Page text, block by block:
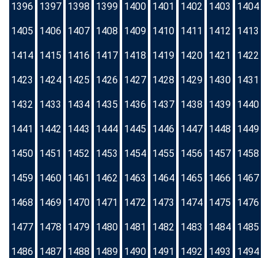
1396 1397 1398 1399 1400 1401 1402 1403 1404
1405 1406 1407 1408 1409 1410 1411 1412 1413
1414 1415 1416 1417 1418 1419 1420 1421 1422
1423 1424 1425 1426 1427 1428 1429 1430 1431
1432 1433 1434 1435 1436 1437 1438 1439 1440
1441 1442 1443 1444 1445 1446 1447 1448 1449
1450 1451 1452 1453 1454 1455 1456 1457 1458
1459 1460 1461 1462 1463 1464 1465 1466 1467
1468 1469 1470 1471 1472 1473 1474 1475 1476
1477 1478 1479 1480 1481 1482 1483 1484 1485
1486 1487 1488 1489 1490 1491 1492 1493 1494